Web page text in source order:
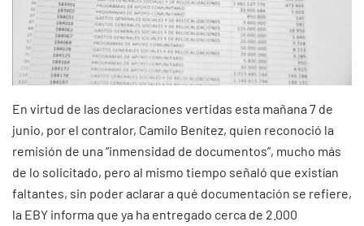
En virtud de las declaraciones vertidas esta mañana 7 de
junio, por el contralor, Camilo Benítez, quien reconoció la
remisión de una “inmensidad de documentos”, mucho más
de lo solicitado, pero al mismo tiempo señaló que existían
faltantes, sin poder aclarar a qué documentación se refiere,
la EBY informa que ya ha entregado cerca de 2.000